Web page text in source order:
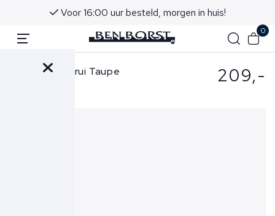
Voor 16:00 uur besteld, morgen in huis!
0
Gran Sasso Trui Taupe 209,-